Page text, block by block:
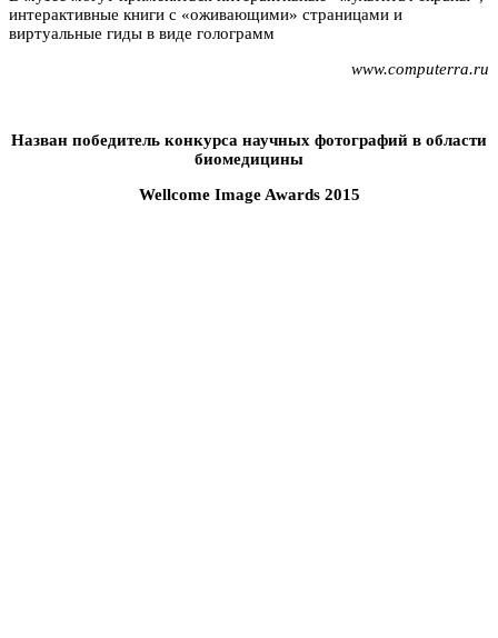
интерактивные книги с «оживающими» страницами и
виртуальные гиды в виде голограмм
www.computerra.ru
Назван победитель конкурса научных фотографий в области
биомедицины
Wellcome Image Awards 2015